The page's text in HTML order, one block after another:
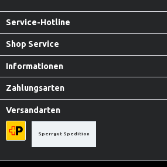
Service-Hotline
Shop Service
Informationen
Zahlungsarten
Versandarten
Priority A-Post
Sperrgut Spedition